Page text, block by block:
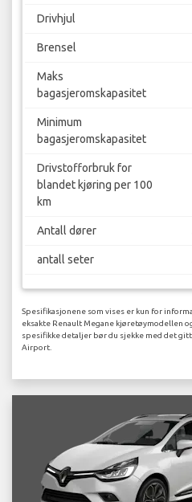
Drivhjul
Brensel
Maks
bagasjeromskapasitet
Minimum
bagasjeromskapasitet
Drivstofforbruk for
blandet kjøring per 100
km
Antall dører
antall seter
Spesifikasjonene som vises er kun for
eksakte Renault Megane kjøretøymodellen
spesifikke detaljer bør du sjekke med det
Airport.